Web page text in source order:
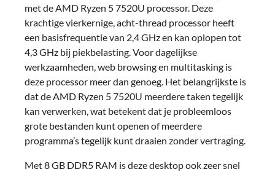
met de AMD Ryzen 5 7520U processor. Deze
krachtige vierkernige, acht-thread processor heeft
een basisfrequentie van 2,4 GHz en kan oplopen tot
4,3 GHz bij piekbelasting. Voor dagelijkse
werkzaamheden, web browsing en multitasking is
deze processor meer dan genoeg. Het belangrijkste is
dat de AMD Ryzen 5 7520U meerdere taken tegelijk
kan verwerken, wat betekent dat je probleemloos
grote bestanden kunt openen of meerdere
programma’s tegelijk kunt draaien zonder vertraging.
Met 8 GB DDR5 RAM is deze desktop ook zeer snel